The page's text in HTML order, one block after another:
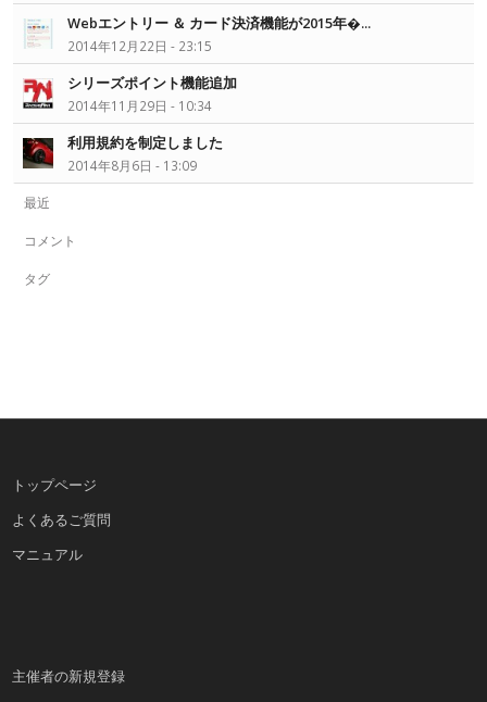
Webエントリー ＆ カード決済機能が2015年�...
2014年12月22日 - 23:15
シリーズポイント機能追加
2014年11月29日 - 10:34
利用規約を制定しました
2014年8月6日 - 13:09
最近
コメント
タグ
トップページ
よくあるご質問
マニュアル
主催者の新規登録